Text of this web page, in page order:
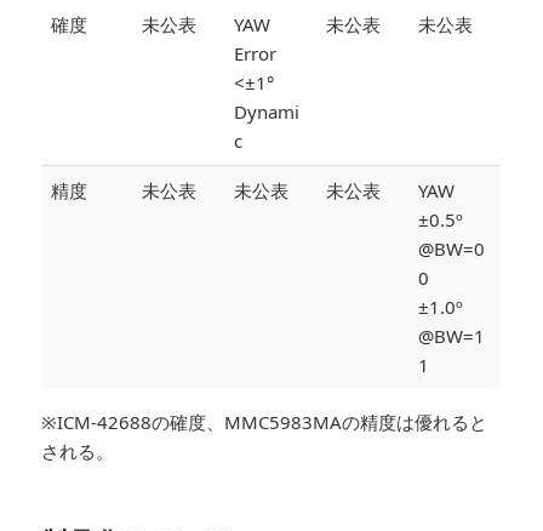
確度 未公表
YAW
Error
<±1°
Dynami
c
未公表 未公表
精度 未公表 未公表 未公表
YAW
±0.5º
@BW=0
0
±1.0º
@BW=1
1
※ICM-42688の確度、MMC5983MAの精度は優れると
される。